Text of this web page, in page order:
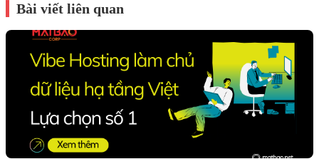
Bài viết liên quan